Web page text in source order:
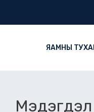
ЯАМНЫ
Мэдэгдэл